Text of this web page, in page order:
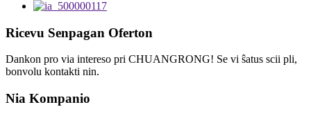
Ricevu Senpagan Oferton
Dankon pro via intereso pri CHUANGRONG! Se vi ŝatus scii pli,
bonvolu kontakti nin.
Nia Kompanio